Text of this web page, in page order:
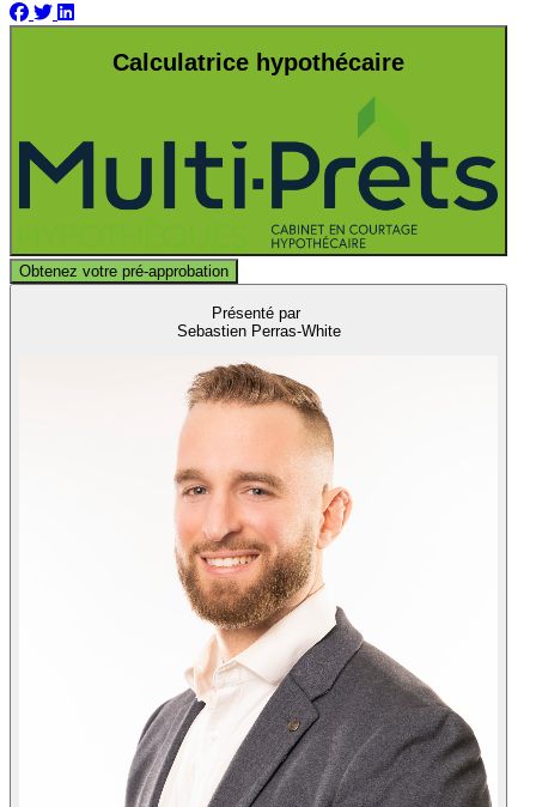
Calculatrice hypothécaire
Obtenez votre pré-approbation
Présenté par
Sebastien Perras-White